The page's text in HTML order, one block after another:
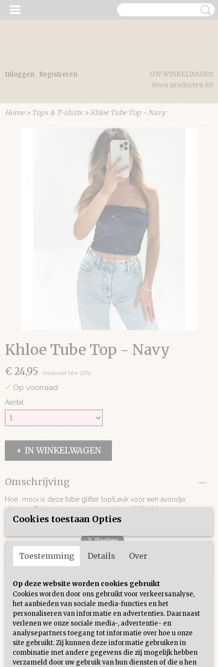
Inloggen Registreren
UW WINKELWAGEN
Geen producten (0)
Home> Tops & T-shirts> Khloe Tube Top - Navy
Khloe Tube Top - Navy
€ 24,95 (inclusief btw 21%)
✓ Op voorraad
Aantal
IN WINKELWAGEN
Omschrijving
Hoe mooi is deze tube glitter top!Leuk voor een avondje
stappen. De top is one size en past vanaf XS tot L
Ook interessant
Cookies toestaan Opties
Toestemming Details Over
Op deze website worden cookies gebruikt
Cookies worden door ons gebruikt voor verkeersanalyse,
het aanbieden van sociale media-functies en het
personaliseren van informatie en advertenties. Daarnaast
verlenen we onze sociale media-, advertentie- en
analysepartners toegang tot informatie over hoe u onze
site gebruikt. Zij kunnen deze informatie gebruiken in
combinatie met andere gegevens die zij mogelijk hebben
verzameld door uw gebruik van hun diensten of die u hen